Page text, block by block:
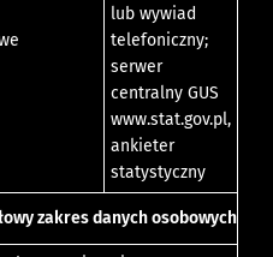
lub wywiad
telefoniczny;
serwer
centralny GUS
www.stat.gov.pl,
ankieter
statystyczny
zakres danych osobowych